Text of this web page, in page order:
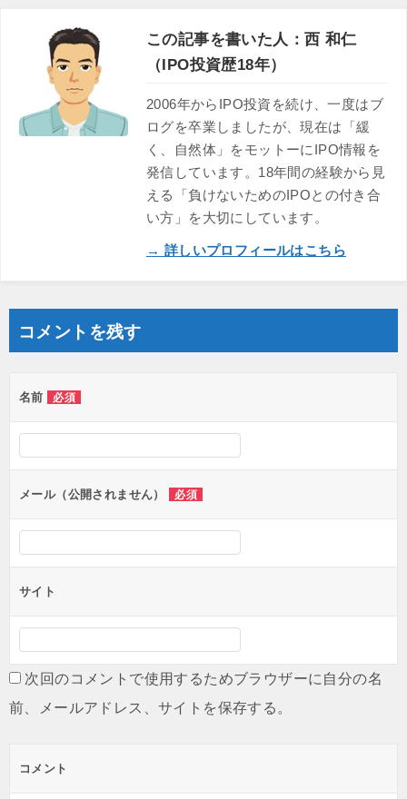
この記事を書いた人：西 和仁
（IPO投資歴18年）
2006年からIPO投資を続け、一度はブ
ログを卒業しましたが、現在は「緩
く、自然体」をモットーにIPO情報を
発信しています。18年間の経験から見
える「負けないためのIPOとの付き合
い方」を大切にしています。
→ 詳しいプロフィールはこちら
コメントを残す
名前 必須
メール（公開されません） 必須
サイト
次回のコメントで使用するためブラウザーに自分の名
前、メールアドレス、サイトを保存する。
コメント